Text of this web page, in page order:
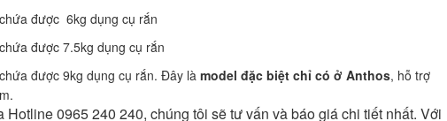
được 6kg dụng cụ rắn
được 7.5kg dụng cụ rắn
được 9kg dụng cụ rắn. Đây là model đặc biệt chỉ có ở Anthos, hỗ trợ
0965 240 240, chúng tôi sẽ tư vấn và báo giá chi tiết nhất. Với